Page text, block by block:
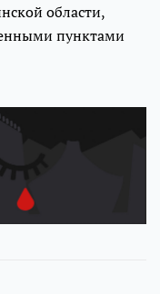
области,
пунктами